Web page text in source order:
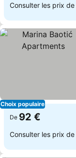
Consulter les prix de
Choix populaire
De 92 €
Consulter les prix de